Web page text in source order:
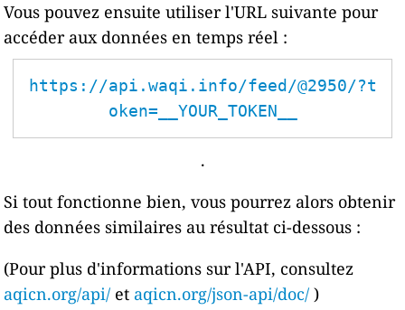
Vous pouvez ensuite utiliser l'URL suivante pour
accéder aux données en temps réel :
https://api.waqi.info/feed/@2950/?t
oken=__YOUR_TOKEN__
.
Si tout fonctionne bien, vous pourrez alors obtenir
des données similaires au résultat ci-dessous :
(Pour plus d'informations sur l'API, consultez
aqicn.org/api/ et aqicn.org/json-api/doc/ )